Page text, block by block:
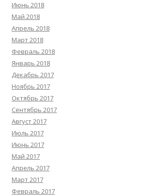
Июнь 2018
Май 2018
Апрель 2018
Март 2018
Февраль 2018
Январь 2018
Декабрь 2017
Ноябрь 2017
Октябрь 2017
Сентябрь 2017
Август 2017
Июль 2017
Июнь 2017
Май 2017
Апрель 2017
Март 2017
Февраль 2017